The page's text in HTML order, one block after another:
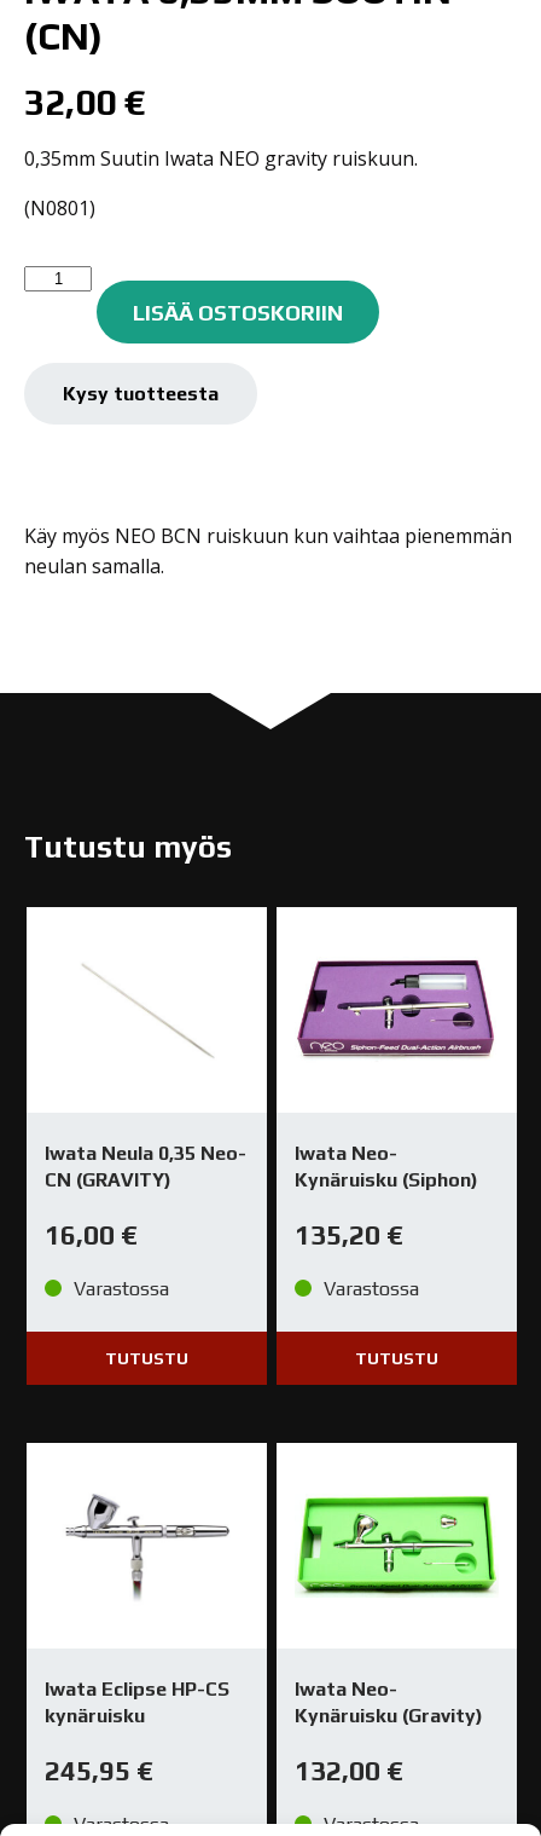
(CN)
32,00 €
0,35mm Suutin Iwata NEO gravity ruiskuun.
(N0801)
Iwata
määrä
LISÄÄ OSTOSKORIIN
Kysy tuotteesta
Käy myös NEO BCN ruiskuun kun vaihtaa pienemmän
neulan samalla.
Tutustu myös
Iwata Neula 0,35 Neo-
CN (GRAVITY)
16,00 €
Varastossa
TUTUSTU
Iwata Neo-
Kynäruisku (Siphon)
135,20 €
Varastossa
TUTUSTU
Iwata Eclipse HP-CS
kynäruisku
245,95 €
Varastossa
Iwata Neo-
Kynäruisku (Gravity)
132,00 €
Varastossa